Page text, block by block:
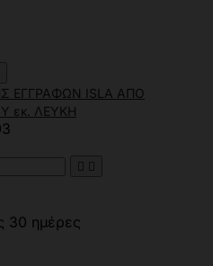
ΕΓΓΡΑΦΩΝ ISLA ΑΠΟ
εκ. ΛΕΥΚΗ
 
30 ημέρες